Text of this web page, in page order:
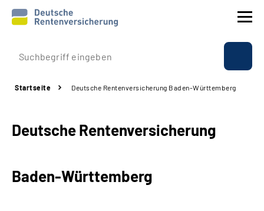
Prävention
Rente
Startseite Deutsche Rentenversicherung Baden-Württemberg
Deutsche Rentenversicherung
Baden-Württemberg